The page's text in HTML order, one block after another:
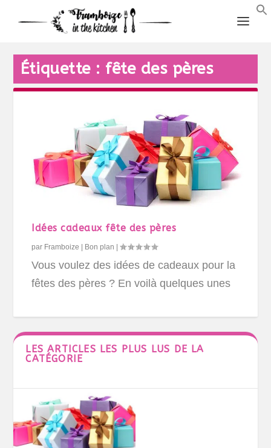
Étiquette : fête des pères
Idées cadeaux fête des pères
par Framboize | Bon plan |
Vous voulez des idées de cadeaux pour la
fêtes des pères ? En voilà quelques unes
LES ARTICLES LES PLUS LUS DE LA
CATÉGORIE